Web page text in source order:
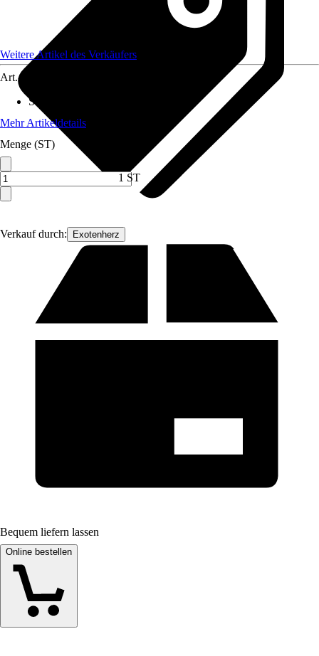
Verkauf durch: Exotenherz
Weitere Artikel des Verkäufers
Art.-Nr.
Standort
Mehr Artikeldetails
Menge (ST)
1 ST
Bequem liefern lassen
Online bestellen